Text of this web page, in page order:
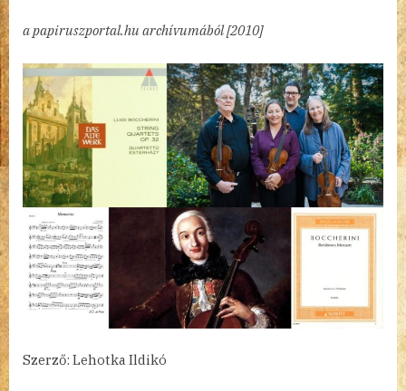
a papiruszportal.hu archívumából [2010]
Szerző: Lehotka Ildikó